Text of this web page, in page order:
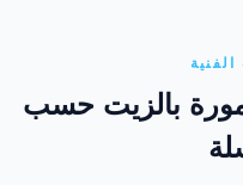
بالزيت حسب